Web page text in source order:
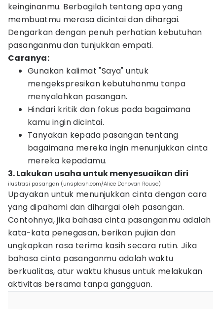
keinginanmu. Berbagilah tentang apa yang
membuatmu merasa dicintai dan dihargai.
Dengarkan dengan penuh perhatian kebutuhan
pasanganmu dan tunjukkan empati.
Caranya:
Gunakan kalimat "Saya" untuk
mengekspresikan kebutuhanmu tanpa
menyalahkan pasangan.
Hindari kritik dan fokus pada bagaimana
kamu ingin dicintai.
Tanyakan kepada pasangan tentang
bagaimana mereka ingin menunjukkan cinta
mereka kepadamu.
3. Lakukan usaha untuk menyesuaikan diri
ilustrasi pasangan (unsplash.com/Alice Donovan Rouse)
Upayakan untuk menunjukkan cinta dengan cara
yang dipahami dan dihargai oleh pasangan.
Contohnya, jika bahasa cinta pasanganmu adalah
kata-kata penegasan, berikan pujian dan
ungkapkan rasa terima kasih secara rutin. Jika
bahasa cinta pasanganmu adalah waktu
berkualitas, atur waktu khusus untuk melakukan
aktivitas bersama tanpa gangguan.